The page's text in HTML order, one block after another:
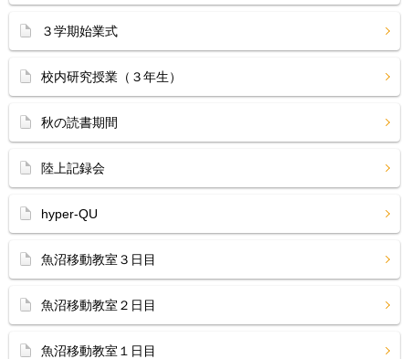
３学期始業式
校内研究授業（３年生）
秋の読書期間
陸上記録会
hyper-QU
魚沼移動教室３日目
魚沼移動教室２日目
魚沼移動教室１日目